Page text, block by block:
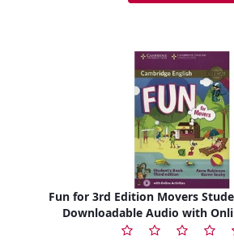
Fun for 3rd Edition Movers
Downloadable Audio with